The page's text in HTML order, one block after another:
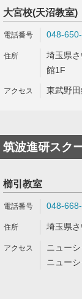
大宮校(天沼教室)
048-
埼玉県
館1F
東武野
筑波進研スク
櫛引教室
048-
埼玉県
ニュー
ニュー